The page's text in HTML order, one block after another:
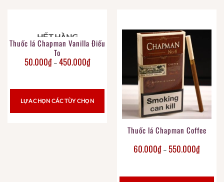
HẾT HÀNG
Thuốc lá Chapman Vanilla Điếu
To
50.000₫ – 450.000₫
LỰA CHỌN CÁC TÙY CHỌN
Thuốc lá Chapman Coffee
60.000₫ – 550.000₫